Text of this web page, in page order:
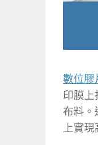
數位膠
印膜上
布料。
上實